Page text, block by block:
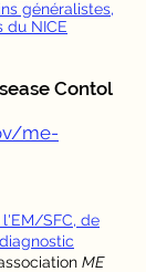
généralistes,
du NICE
Contol
me-
SFC, de
ME